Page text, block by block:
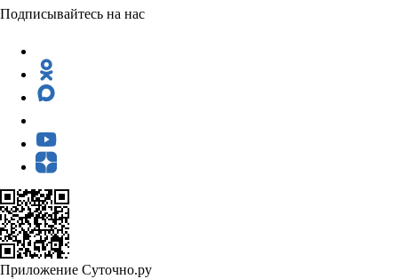
Подписывайтесь на нас
Приложение Суточно.ру